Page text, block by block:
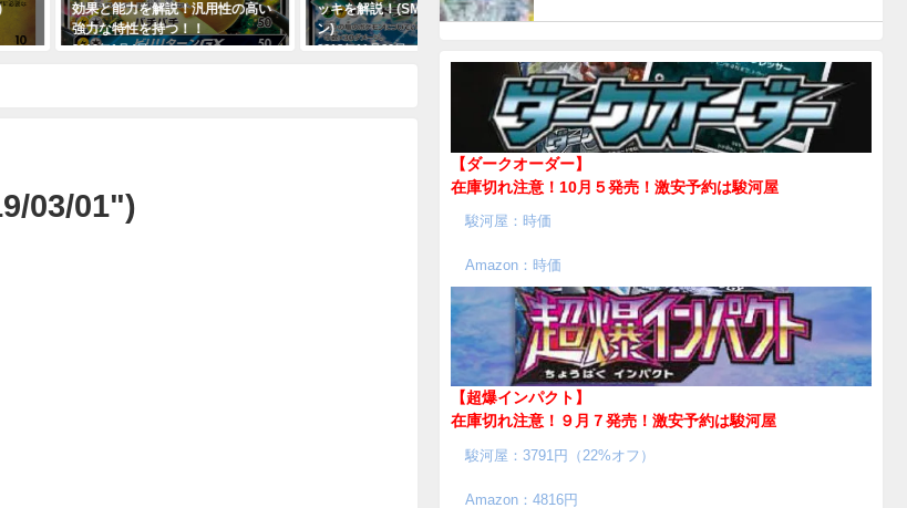
効果と能力を解説！汎用性の高い
強力な特性を持つ！！
2019年1月4日
ッキを解説！(SMレギュレーショ
ン)
2018年11月29日
03/01")
【ダークオーダー】
在庫切れ注意！10月５発売！ 激安予約は駿河屋
駿河屋：時価
Amazon：時価
【超爆インパクト】
在庫切れ注意！９月７発売！ 激安予約は駿河屋
駿河屋：3791円（22%オフ）
Amazon：4816円